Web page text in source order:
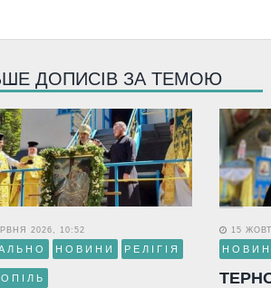
ДОПИСІВ ЗА ТЕМОЮ
2026, 10:52
НОВИНИ РЕЛІГІЯ
15